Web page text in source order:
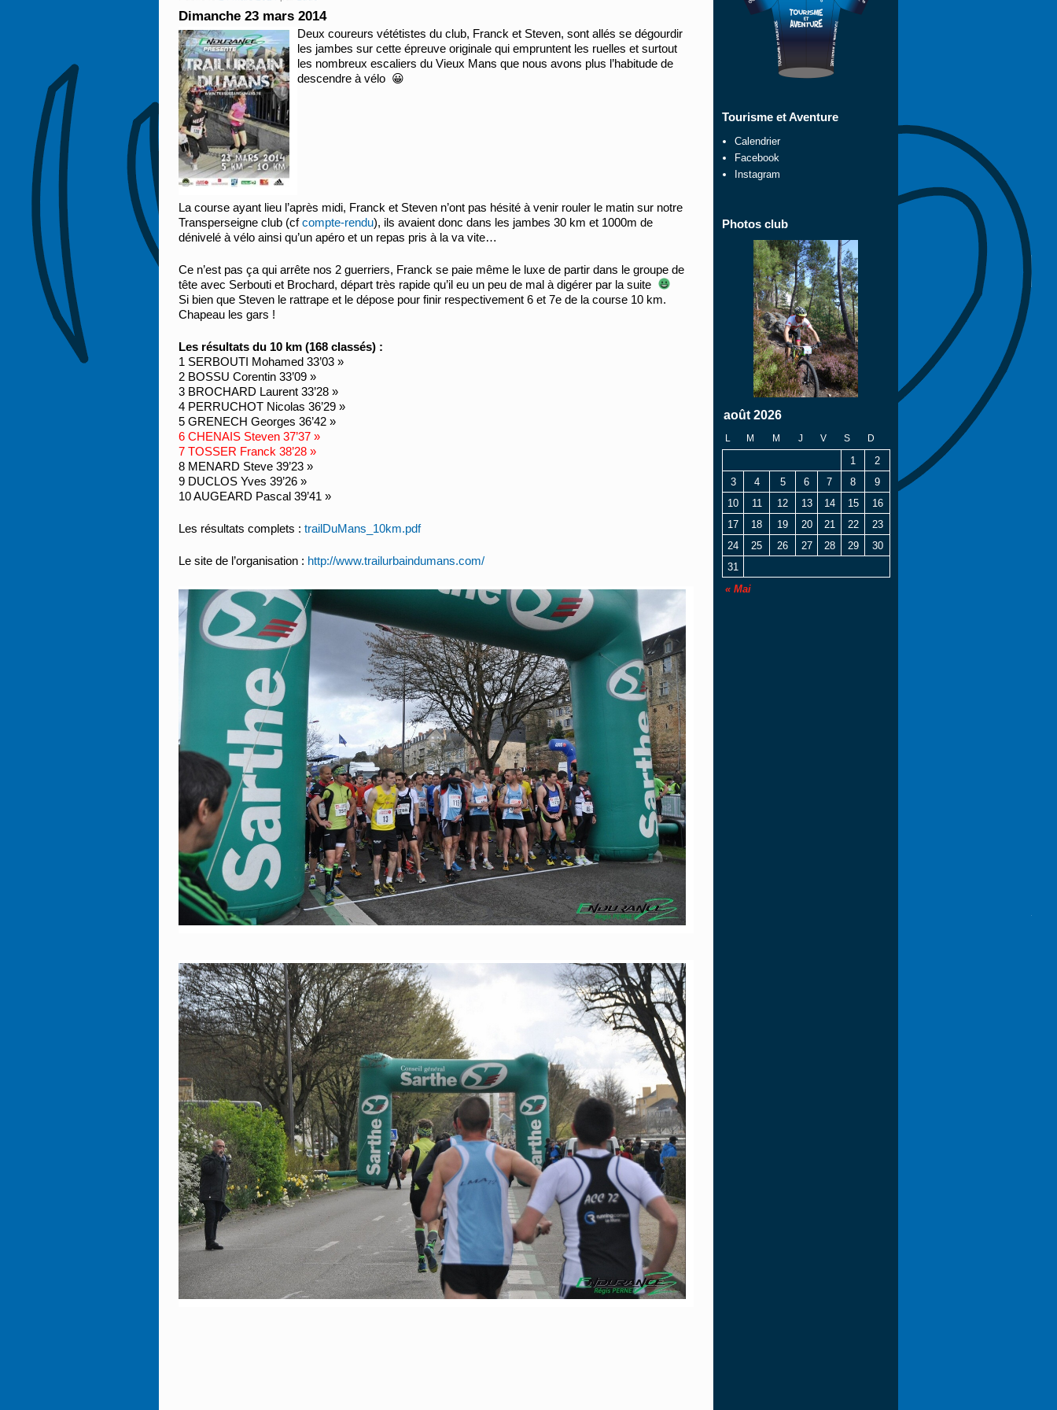
Dimanche 23 mars 2014
Deux coureurs vététistes du club, Franck et Steven, sont allés se dégourdir
les jambes sur cette épreuve originale qui empruntent les ruelles et surtout
les nombreux escaliers du Vieux Mans que nous avons plus l’habitude de
descendre à vélo 😀
La course ayant lieu l’après midi, Franck et Steven n’ont pas hésité à venir rouler le matin sur notre
Transperseigne club (cfcompte-rendu), ils avaient donc dans les jambes 30 km et 1000m de
dénivelé à vélo ainsi qu’un apéro et un repas pris à la va vite…
Ce n’est pas ça qui arrête nos 2 guerriers, Franck se paie même le luxe de partir dans le groupe de
tête avec Serbouti et Brochard, départ très rapide qu’il eu un peu de mal à digérer par la suite
Si bien que Steven le rattrape et le dépose pour finir respectivement 6 et 7e de la course 10 km.
Chapeau les gars !
Les résultats du 10 km (168 classés) :
1 SERBOUTI Mohamed 33’03 »
2 BOSSU Corentin 33’09 »
3 BROCHARD Laurent 33’28 »
4 PERRUCHOT Nicolas 36’29 »
5 GRENECH Georges 36’42 »
6 CHENAIS Steven 37’37 »
7 TOSSER Franck 38’28 »
8 MENARD Steve 39’23 »
9 DUCLOS Yves 39’26 »
10 AUGEARD Pascal 39’41 »
Les résultats complets : trailDuMans_10km.pdf
Le site de l’organisation : http://www.trailurbaindumans.com/
Tourisme et Aventure
Calendrier
Facebook
Instagram
Photos club
août 2026
L M M J V S D
« Mai
1
2
3
4 5 6 7 8
9
10
11 12 13 14 15
16
17
18 19 20 21 22
23
24
25 26 27 28 29
30
31